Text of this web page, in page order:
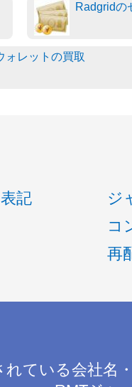
Radgridの
ォレットの買取
記 ジ
コ
再
ている会社名